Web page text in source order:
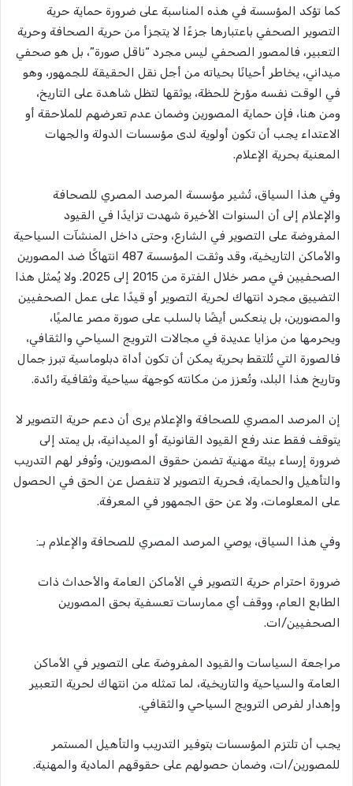
كما تؤكد المؤسسة في هذه المناسبة على ضرورة حماية حرية
التصوير الصحفي باعتبارها جزءًا لا يتجزأ من حرية الصحافة وحرية
التعبير، فالمصور الصحفي ليس مجرد “ناقل صورة”، بل هو صحفي
ميداني، يخاطر أحيانًا بحياته من أجل نقل الحقيقة للجمهور، وهو
في الوقت نفسه مؤرخ للحظة، يوثقها لتظل شاهدة على التاريخ،
ومن هنا، فإن حماية المصورين وضمان عدم تعرضهم للملاحقة أو
الاعتداء يجب أن تكون أولوية لدى مؤسسات الدولة والجهات
المعنية بحرية الإعلام.
وفي هذا السياق، تُشير مؤسسة المرصد المصري للصحافة
والإعلام إلى أن السنوات الأخيرة شهدت تزايدًا في القيود
المفروضة على التصوير في الشارع، وحتى داخل المنشآت السياحية
والأماكن التاريخية، وقد وثقت المؤسسة 487 انتهاكًا ضد المصورين
الصحفيين في مصر خلال الفترة من 2015 إلى 2025. ولا يُمثل هذا
التضييق مجرد انتهاك لحرية التصوير أو قيدًا على عمل الصحفيين
والمصورين، بل ينعكس أيضًا بالسلب على صورة مصر عالميًا،
ويحرمها من مزايا عديدة في مجالات الترويج السياحي والثقافي،
فالصورة التي تُلتقط بحرية يمكن أن تكون أداة دبلوماسية تبرز جمال
وتاريخ هذا البلد، وتُعزز من مكانته كوجهة سياحية وثقافية رائدة.
إن المرصد المصري للصحافة والإعلام يرى أن دعم حرية التصوير لا
يتوقف فقط عند رفع القيود القانونية أو الميدانية، بل يمتد إلى
ضرورة إرساء بيئة مهنية تضمن حقوق المصورين، وتُوفر لهم التدريب
والتأهيل والحماية، فحرية التصوير لا تنفصل عن الحق في الحصول
على المعلومات، ولا عن حق الجمهور في المعرفة.
وفي هذا السياق، يوصي المرصد المصري للصحافة والإعلام بـ:
ضرورة احترام حرية التصوير في الأماكن العامة والأحداث ذات
الطابع العام، ووقف أي ممارسات تعسفية بحق المصورين
الصحفيين/ات.
مراجعة السياسات والقيود المفروضة على التصوير في الأماكن
العامة والسياحية والتاريخية، لما تمثله من انتهاك لحرية التعبير
وإهدار لفرص الترويج السياحي والثقافي.
يجب أن تلتزم المؤسسات بتوفير التدريب والتأهيل المستمر
للمصورين/ات، وضمان حصولهم على حقوقهم المادية والمهنية.